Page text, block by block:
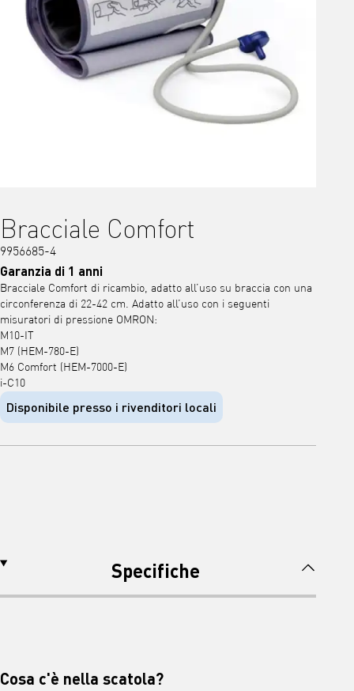
Bracciale Comfort
9956685-4
Garanzia di 1 anni
Bracciale Comfort di ricambio, adatto all’uso su braccia con una
circonferenza di 22-42 cm. Adatto all’uso con i seguenti
misuratori di pressione OMRON:
M10-IT
M7 (HEM-780-E)
M6 Comfort (HEM-7000-E)
i-C10
Disponibile presso i rivenditori locali
Specifiche
Cosa c'è nella scatola?